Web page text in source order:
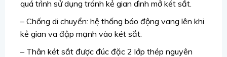
quá trình sử dụng tránh kẻ gian dình mở két sắt.
– Chống di chuyển: hệ thống báo động vang lên khi
kẻ gian va đập mạnh vào két sắt.
– Thân két sắt được đúc đặc 2 lớp thép nguyên